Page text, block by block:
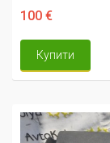
100 €
Купити